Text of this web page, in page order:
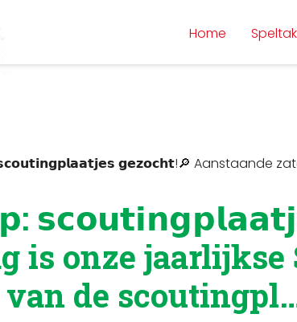
Home
𝗴𝗲𝘇𝗼𝗰𝗵𝘁!🔎 Aanstaande
is onze
de